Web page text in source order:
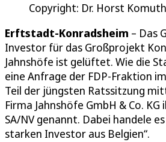
Copyright: Dr. Horst Komuth
Erftstadt-Konradsheim – Das
Investor für das Großprojekt
Jahnshöfe ist gelüftet. Wie die
eine Anfrage der FDP-Fraktion
Teil der jüngsten Ratssitzung
Firma Jahnshöfe GmbH & Co.
SA/NV genannt. Dabei handele
starken Investor aus Belgien“.